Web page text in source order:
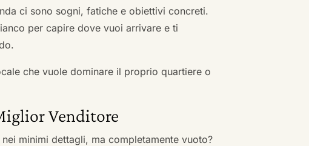
ci sono sogni, fatiche e obiettivi concreti.
per capire dove vuoi arrivare e ti
che vuole dominare il proprio quartiere o
Venditore
minimi dettagli, ma completamente vuoto?